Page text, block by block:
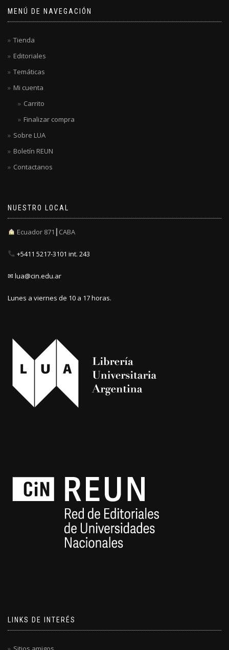
MENÚ DE NAVEGACIÓN
Tienda
Editoriales
Temáticas
Mi cuenta
Carrito
Finalizar compra
Sobre LUA
Boletín REUN
Contactanos
NUESTRO LOCAL
Ecuador 871┃CABA
+5411 5217-3101 int. 243
✉ lua@cin.edu.ar
Lunes a viernes de 10 a 17 horas.
LINKS DE INTERÉS